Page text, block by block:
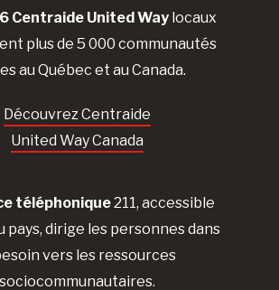
Centraide United Waylocaux
plus de 5 000 communautés
au Québec et au Canada.
Découvrez Centraide
United Way Canada
téléphonique211, accessible
pays, dirige les personnes dans
vers les ressources
sociocommunautaires.